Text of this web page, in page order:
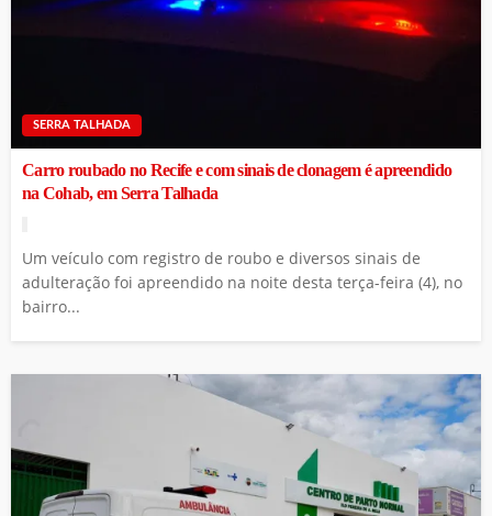
SERRA TALHADA
Carro roubado no Recife e com sinais de clonagem é apreendido
na Cohab, em Serra Talhada
Um veículo com registro de roubo e diversos sinais de
adulteração foi apreendido na noite desta terça-feira (4), no
bairro...